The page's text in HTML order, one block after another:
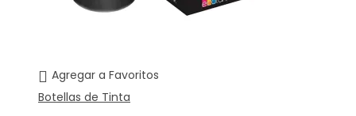
Agregar a Favoritos
Botellas de Tinta